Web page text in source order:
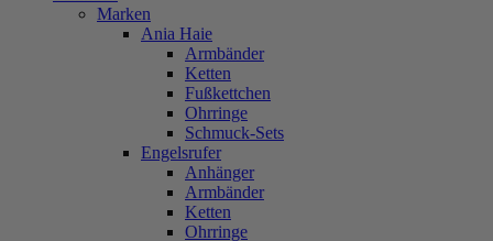
Marken
Ania Haie
Armbänder
Ketten
Fußkettchen
Ohrringe
Schmuck-Sets
Engelsrufer
Anhänger
Armbänder
Ketten
Ohrringe